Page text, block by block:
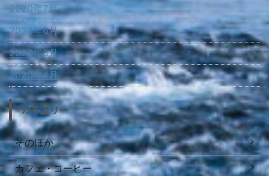
2020年7月
2020年6月
2020年5月
2020年4月
カテゴリー
そのほか
カフェ・コーヒー